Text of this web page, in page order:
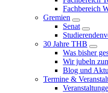
Fachbereich
Gremien
Senat
30 Jahre THB
Was bisher
Wir jubeln
Blog und
Termine &